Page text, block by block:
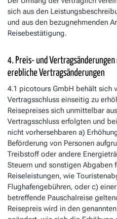
sich aus den
und aus den bezugnehmenden
Reisebestätigung.
4. Preis- und
erebliche Vertragsänderungen
4.1 picotours GmbH behält sich
Vertragsschluss einseitig zu
Reisepreises sich unmittelbar
Vertragsschluss erfolgten und
nicht vorhersehbaren a)
Beförderung von Personen
Treibstoff oder andere
Steuern und sonstigen Abgaben
Reiseleistungen, wie
Flughafengebühren, oder c)
betreffende Pauschalreise
Reisepreis wird in den